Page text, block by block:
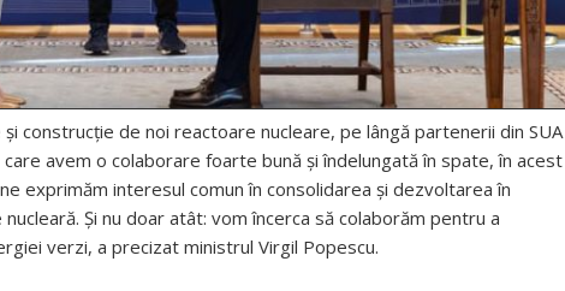
construcție de noi reactoare nucleare, pe lângă partenerii din SUA
avem o colaborare foarte bună și îndelungată în spate, în acest
exprimăm interesul comun în consolidarea și dezvoltarea în
Și nu doar atât: vom încerca să colaborăm pentru a
verzi, a precizat ministrul Virgil Popescu.